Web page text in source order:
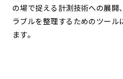
の場で捉える計測技術への展開
ラブルを整理するためのツール
ます。